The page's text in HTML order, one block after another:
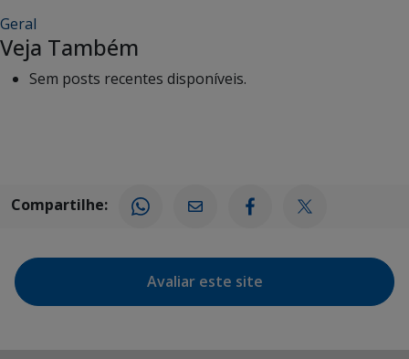
Geral
Veja Também
Sem posts recentes disponíveis.
Compartilhe:
Avaliar este site